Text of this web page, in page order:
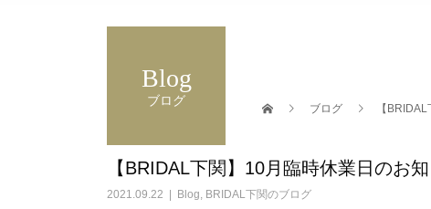
Blog
ブログ
ブログ 【
【BRIDAL下関】10月臨時休業日のお
2021.09.22 Blog, BRIDAL下関のブログ